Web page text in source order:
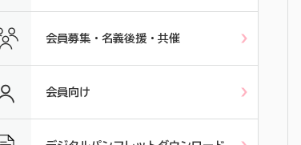
会員募集・名義後援・共催
会員向け